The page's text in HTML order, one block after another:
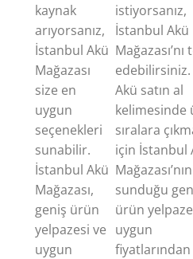
kaynak
arıyorsanız,
İstanbul Akü
Mağazası
size en
uygun
seçenekleri
sunabilir.
İstanbul Akü
Mağazası,
geniş ürün
yelpazesi ve
uygun
istiyorsanız,
İstanbul Akü
Akü satın al
kelimesinde
sıralara
için İstanbul
Mağazası’nın
sunduğu
ürün
uygun
fiyatlarından